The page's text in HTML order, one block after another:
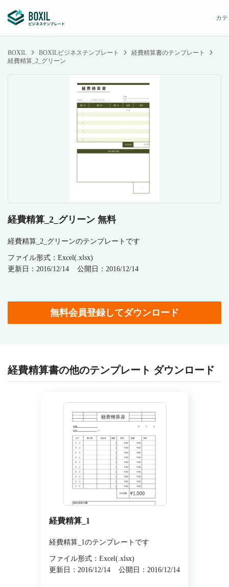
カ
BOXIL BOXILビジネステンプレート
経費精算書のテンプレート
経費精算_2_グリーン
経費精算_2_グリーン 無料
経費精算_2_グリーンのテンプレートです
ファイル形式：Excel(.xlsx)
更新日：2016/12/14
公開日：2016/12/14
無料会員登録してダウンロード
経費精算書の他のテンプレート ダウンロード
経費精算_1
経費精算_1のテンプレートです
ファイル形式：Excel(.xlsx)
更新日：2016/12/14
公開日：2016/12/14